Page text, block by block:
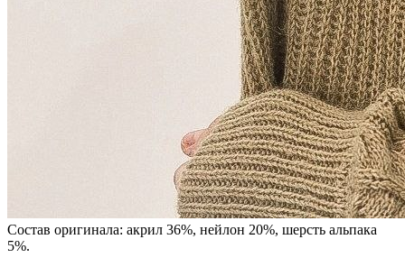
Состав оригинала: акрил 36%, нейлон 20%, шерсть альпака
5%.